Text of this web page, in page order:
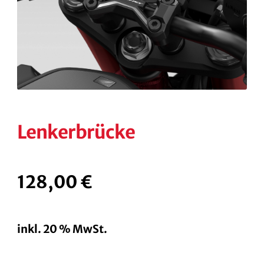
KONTAKT
RECHTLICHES
öffnen
Lenkerbrücke
128,00€
inkl. 20 % MwSt.